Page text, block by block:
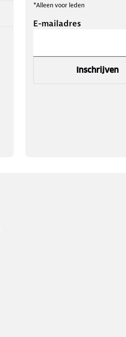
*Alleen voor leden
E-mailadres
Inschrijven